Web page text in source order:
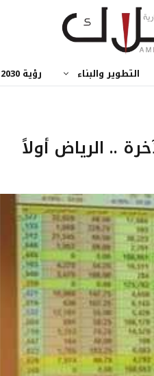
التطوير والبناء رؤية 2030
.. الرياض أولاً